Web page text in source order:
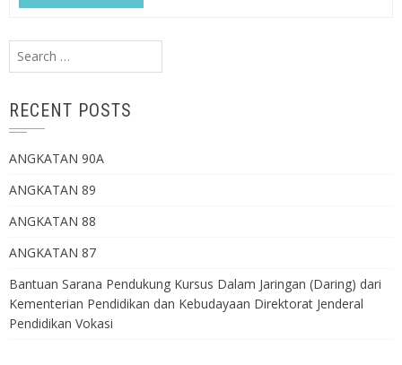
Search
for:
RECENT POSTS
ANGKATAN 90A
ANGKATAN 89
ANGKATAN 88
ANGKATAN 87
Bantuan Sarana Pendukung Kursus Dalam Jaringan (Daring) dari
Kementerian Pendidikan dan Kebudayaan Direktorat Jenderal
Pendidikan Vokasi